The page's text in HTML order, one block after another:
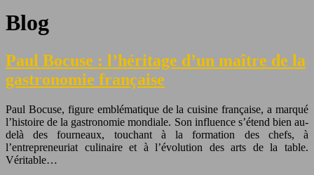
Blog
Paul Bocuse : l’héritage d’un maître de la
gastronomie française
Paul Bocuse, figure emblématique de la cuisine française, a marqué
l’histoire de la gastronomie mondiale. Son influence s’étend bien au-
delà des fourneaux, touchant à la formation des chefs, à
l’entrepreneuriat culinaire et à l’évolution des arts de la table.
Véritable…